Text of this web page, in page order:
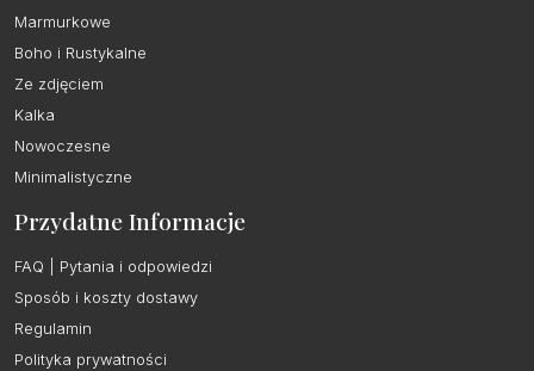
Marmurkowe
Boho i Rustykalne
Ze zdjęciem
Kalka
Nowoczesne
Minimalistyczne
Przydatne Informacje
FAQ | Pytania i odpowiedzi
Sposób i koszty dostawy
Regulamin
Polityka prywatności